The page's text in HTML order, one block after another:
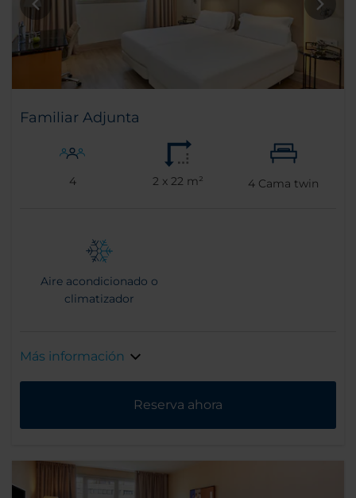
Familiar Adjunta
4 2 x 22 m² 4 Cama twin
Aire acondicionado o
climatizador
Más información
Reserva ahora